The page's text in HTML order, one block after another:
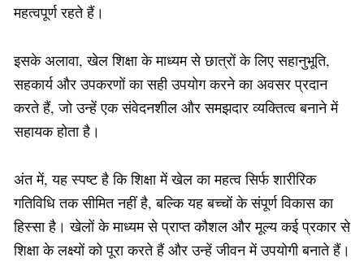
महत्वपूर्ण रहते हैं।
इसके अलावा, खेल शिक्षा के माध्यम से छात्रों के लिए सहानुभूति,
सहकार्य और उपकरणों का सही उपयोग करने का अवसर प्रदान
करते हैं, जो उन्हें एक संवेदनशील और समझदार व्यक्तित्व बनाने में
सहायक होता है।
अंत में, यह स्पष्ट है कि शिक्षा में खेल का महत्व सिर्फ शारीरिक
गतिविधि तक सीमित नहीं है, बल्कि यह बच्चों के संपूर्ण विकास का
हिस्सा है। खेलों के माध्यम से प्राप्त कौशल और मूल्य कई प्रकार से
शिक्षा के लक्ष्यों को पूरा करते हैं और उन्हें जीवन में उपयोगी बनाते हैं।